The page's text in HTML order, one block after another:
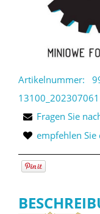
Artikelnummer:
Fragen Sie
empfehlen Sie